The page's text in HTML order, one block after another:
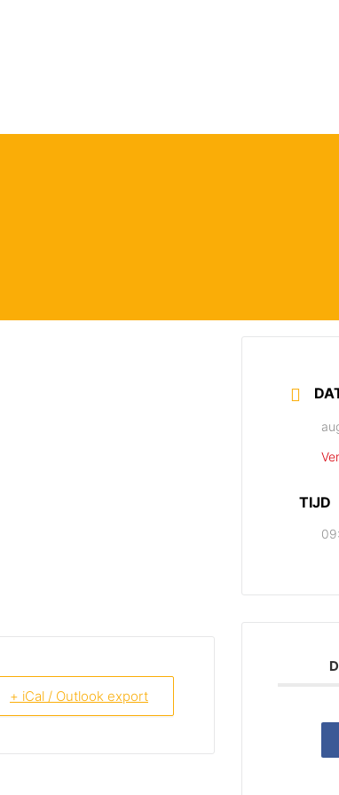
+ iCal / Outlook export
TIJD